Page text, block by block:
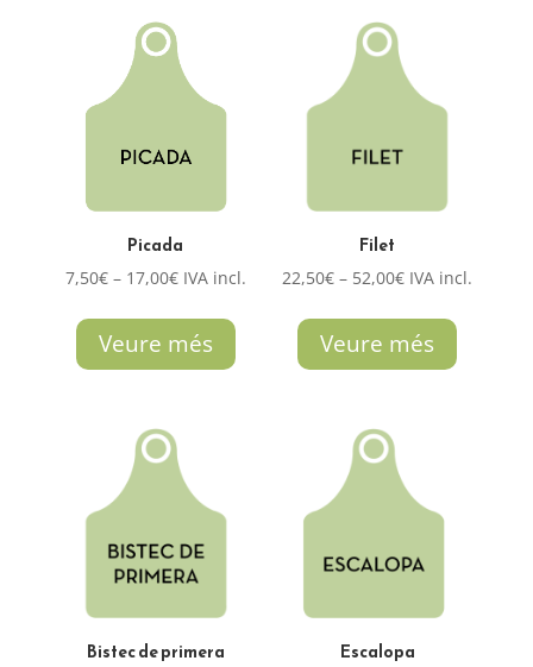
7,00€
Picada
7,50€ – 17,00€Interval
preus:
7,50€
IVA incl.
Veure més
Filet
22,50€ – 52,00€Interval
preus:
22,50€
IVA incl.
Veure més
Bistec de primera Escalopa